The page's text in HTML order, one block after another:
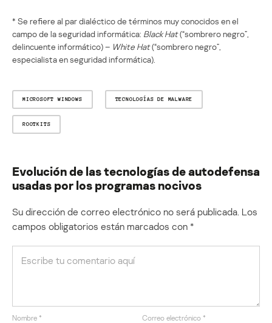
* Se refiere al par dialéctico de términos muy conocidos en el
campo de la seguridad informática: Black Hat(“sombrero negro”,
delincuente informático) – White Hat(“sombrero negro”,
especialista en seguridad informática).
MICROSOFT WINDOWS TECNOLOGÍAS DE MALWARE
ROOTKITS
Evolución de las tecnologías de autodefensa
usadas por los programas nocivos
Su dirección de correo electrónico no será publicada. Los
campos obligatorios están marcados con *
Nombre * Correo electrónico *